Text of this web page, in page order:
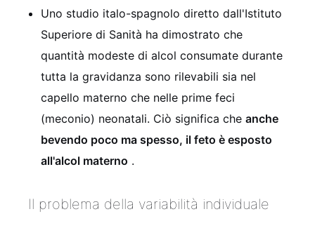
Uno studio italo-spagnolo diretto dall'Istituto
Superiore di Sanità ha dimostrato che
quantità modeste di alcol consumate durante
tutta la gravidanza sono rilevabili sia nel
capello materno che nelle prime feci
(meconio) neonatali. Ciò significa che anche
bevendo poco ma spesso, il feto è esposto
all'alcol materno .
Il problema della variabilità individuale